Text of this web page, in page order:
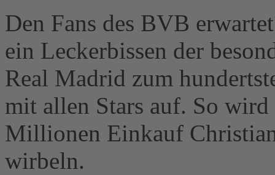
Den Fans des BVB
ein Leckerbissen der
Real Madrid zum
mit allen Stars auf. So
Millionen Einkauf
wirbeln.